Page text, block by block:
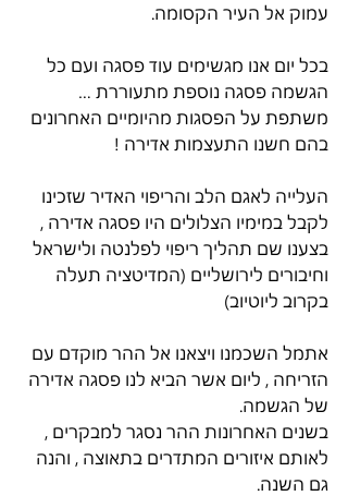
עמוק אל העיר הקסומה.
בכל יום אנו מגשימים עוד פסגה ועם כל
הגשמה פסגה נוספת מתעוררת …
משתפת על הפסגות מהיומיים האחרונים
בהם חשנו התעצמות אדירה !
העלייה לאגם הלב והריפוי האדיר שזכינו
לקבל במימיו הצלולים היו פסגה אדירה ,
בצענו שם תהליך ריפוי לפלנטה ולישראל
וחיבורים לירושליים (המדיטציה תעלה
בקרוב ליוטיוב)
אתמל השכמנו ויצאנו אל ההר מוקדם עם
הזריחה , ליום אשר הביא לנו פסגה אדירה
של הגשמה.
בשנים האחרונות ההר נסגר למבקרים ,
לאותם איזורים המתדרים בתאוצה , והנה
גם השנה.